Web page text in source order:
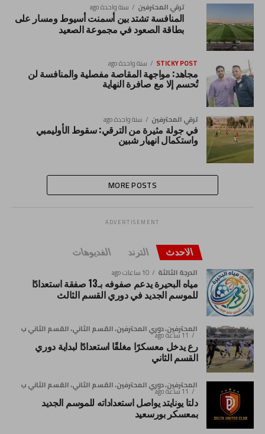
ترقي المحترفين سنة واحدة ago
المنافسة تشتد بين أسمنت أسيوط ومسار على
بطاقة الصعود في مجموعة الصعيد
STICKY POST سنة واحدة ago
مجاهد: مواجهة المقاصة مفصلية والمنافسة لن
تُحسم إلا مع صافرة النهاية
ترقي المحترفين سنة واحدة ago
في جولة مثيرة من الترقي: سقوط الأوليمبي
واستكمال انهيار شبين
MORE POSTS
ADVERTISEMENT
الاحدث الترند الفديوهات
الدرجة الثالثة 10 ساعات ago
مياه البحيرة يدعم صفوفه بـ13 صفقة استعدادًا
للموسم الجديد في دوري القسم الثالث
المحترفين، دوري المحترفين، القسم الثاني، القسم الثاني ب
11 ساعة ago
رع يدخل معسكرًا مغلقًا استعدادًا لبداية دوري
القسم الثاني
المحترفين، دوري المحترفين، القسم الثاني، القسم الثاني ب
11 ساعة ago
دلتا يونايتد يواصل استعداداته للموسم الجديد
بمعسكر بورسعيد